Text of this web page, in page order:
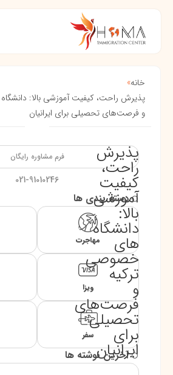
خانه»
پذیرش راحت، کیفیت آموزشی بالا:
و فرصت‌های تحصیلی برای ایرانیان
پذیرش
راحت،
کیفیت
آموزشی
بالا:
دانشگاه
های
خصوصی
ترکیه
و
فرصت‌های
تحصیلی
برای
ایرانیان
فرم مشاوره رایگان
021-91010246
دسته بندی ها
مهاجرت
ویزا
سفر
آخرین نوشته ها